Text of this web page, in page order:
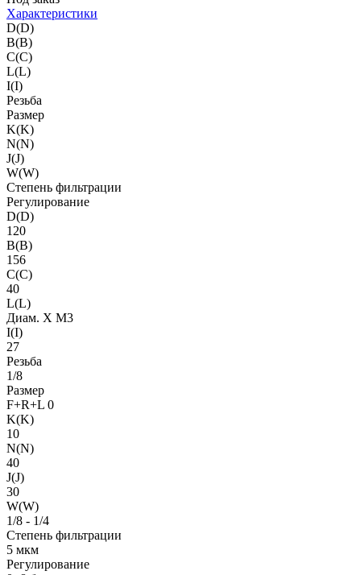
Характеристики
D(D)
B(B)
C(C)
L(L)
I(I)
Резьба
Размер
K(K)
N(N)
J(J)
W(W)
Степень фильтрации
Регулирование
D(D)
120
B(B)
156
C(C)
40
L(L)
Диам. X M3
I(I)
27
Резьба
1/8
Размер
F+R+L 0
K(K)
10
N(N)
40
J(J)
30
W(W)
1/8 - 1/4
Степень фильтрации
5 мкм
Регулирование